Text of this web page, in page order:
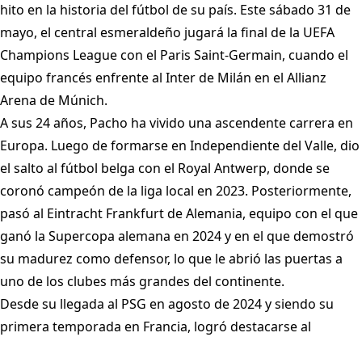
hito en la historia del fútbol de su país. Este sábado 31 de
mayo, el central esmeraldeño jugará la final de la UEFA
Champions League con el Paris Saint-Germain, cuando el
equipo francés enfrente al Inter de Milán en el Allianz
Arena de Múnich.
A sus 24 años, Pacho ha vivido una ascendente carrera en
Europa. Luego de formarse en Independiente del Valle, dio
el salto al fútbol belga con el Royal Antwerp, donde se
coronó campeón de la liga local en 2023. Posteriormente,
pasó al Eintracht Frankfurt de Alemania, equipo con el que
ganó la Supercopa alemana en 2024 y en el que demostró
su madurez como defensor, lo que le abrió las puertas a
uno de los clubes más grandes del continente.
Desde su llegada al PSG en agosto de 2024 y siendo su
primera temporada en Francia, logró destacarse al